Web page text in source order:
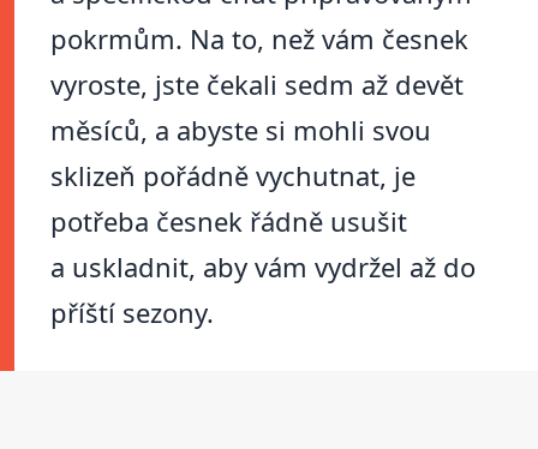
pokrmům. Na to, než vám česnek
vyroste, jste čekali sedm až devět
měsíců, a abyste si mohli svou
sklizeň pořádně vychutnat, je
potřeba česnek řádně usušit
a uskladnit, aby vám vydržel až do
příští sezony.